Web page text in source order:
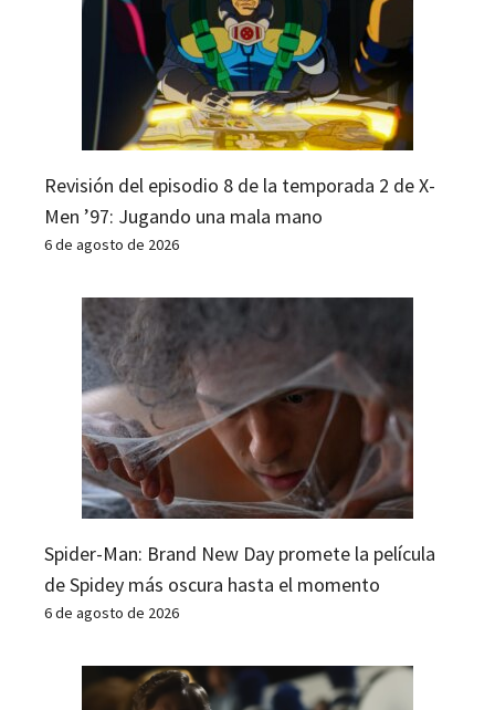
Revisión del episodio 8 de la temporada 2 de X-
Men ’97: Jugando una mala mano
6 de agosto de 2026
Spider-Man: Brand New Day promete la película
de Spidey más oscura hasta el momento
6 de agosto de 2026